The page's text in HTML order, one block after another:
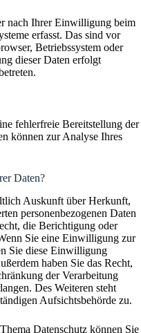
nach Ihrer Einwilligung beim
erfasst. Das sind vor
Betriebssystem oder
dieser Daten erfolgt
fehlerfreie Bereitstellung der
können zur Analyse Ihres
Daten?
Auskunft über Herkunft,
personenbezogenen Daten
die Berichtigung oder
Sie eine Einwilligung zur
Sie diese Einwilligung
haben Sie das Recht,
der Verarbeitung
Des Weiteren steht
Aufsichtsbehörde zu.
Datenschutz können Sie